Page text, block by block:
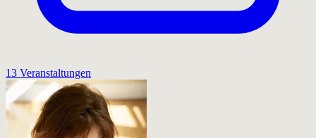
13 Veranstaltungen